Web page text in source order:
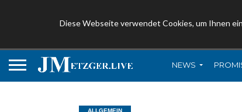
Diese Webseite verwendet Cookies, um Ihnen
NEWS
ALLGEMEIN